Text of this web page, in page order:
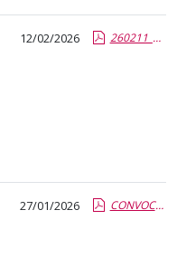
12/02/2026 260211_CE-Acuerdos.report.pdf.pdf
27/01/2026 CONVOCATORIA-ELECCIONES.report.pdf.pdf